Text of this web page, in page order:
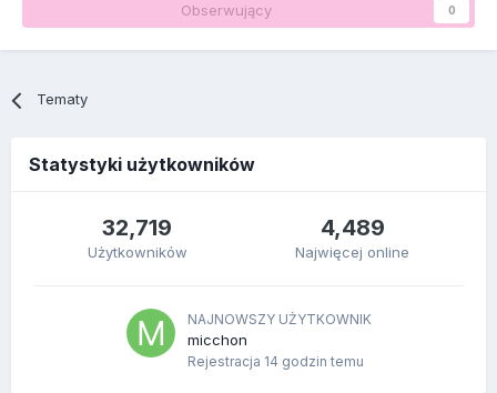
Obserwujący 0
Tematy
Statystyki użytkowników
32,719
Użytkowników
4,489
Najwięcej online
NAJNOWSZY UŻYTKOWNIK
micchon
Rejestracja 14 godzin temu